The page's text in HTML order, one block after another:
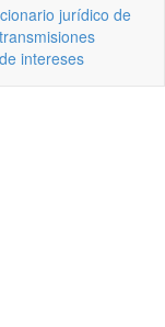
jurídico de
intereses